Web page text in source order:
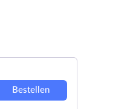
Bestellen